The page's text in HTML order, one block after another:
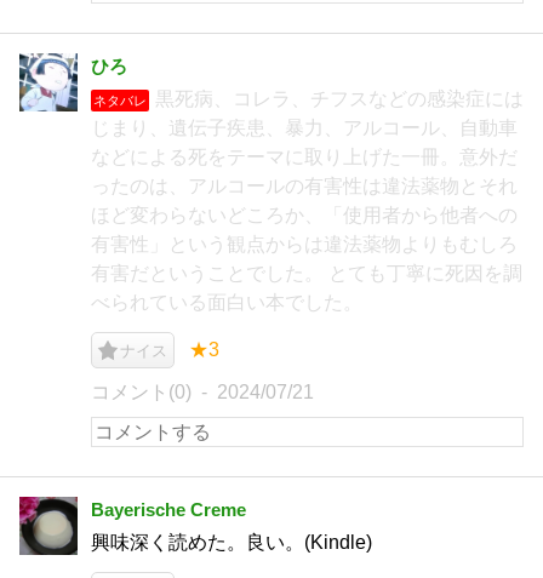
ひろ
ネタバレ
黒死病、コレラ、チフスなどの感染症には
じまり、遺伝子疾患、暴力、アルコール、自動車
などによる死をテーマに取り上げた一冊。意外だ
ったのは、アルコールの有害性は違法薬物とそれ
ほど変わらないどころか、「使用者から他者への
有害性」という観点からは違法薬物よりもむしろ
有害だということでした。 とても丁寧に死因を調
べられている面白い本でした。
ナイス ★3
コメント(0) 2024/07/21
Bayerische Creme
興味深く読めた。良い。(Kindle)